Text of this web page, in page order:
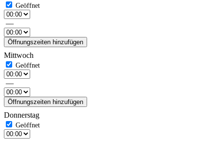
—
Öffnungszeiten hinzufügen
Mittwoch
—
Öffnungszeiten hinzufügen
Donnerstag